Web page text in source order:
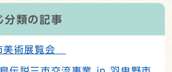
分類の記事
美術展覧会